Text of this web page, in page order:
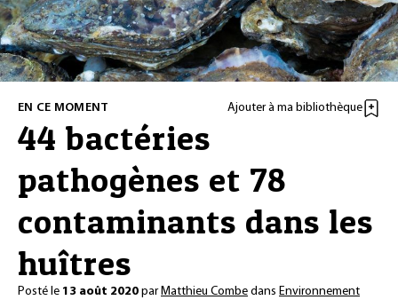
EN CE MOMENT Ajouter à ma bibliothèque
44 bactéries
pathogènes et 78
contaminants dans les
huîtres
Posté le 13 août 2020 parMatthieu Combe dans Environnement